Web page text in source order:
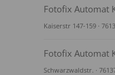
Fotofix Automat
Kaiserstr 147-159 ·
Fotofix Automat
Schwarzwaldstr. ·